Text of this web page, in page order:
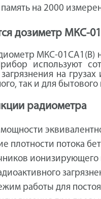
память на 2000
дозиметр МКС-
МКС-01СА1(В)
используют
на
так и для
радиометра
плотности потока
ионизирующего
работы для